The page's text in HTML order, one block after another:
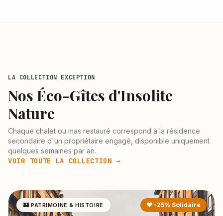
LA COLLECTION EXCEPTION
Nos Éco-Gîtes d'Insolite
Nature
Chaque chalet ou mas restauré correspond à la résidence
secondaire d'un propriétaire engagé, disponible uniquement
quelques semaines par an.
VOIR TOUTE LA COLLECTION →
🏰 PATRIMOINE & HISTOIRE ❤ -25% Solidaire